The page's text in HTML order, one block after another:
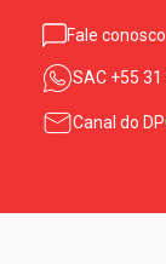
Fale conosco
SAC +55
Canal do